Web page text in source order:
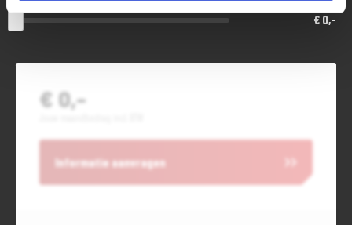
€ 0,-
€ 0,-
Informatie aanvragen